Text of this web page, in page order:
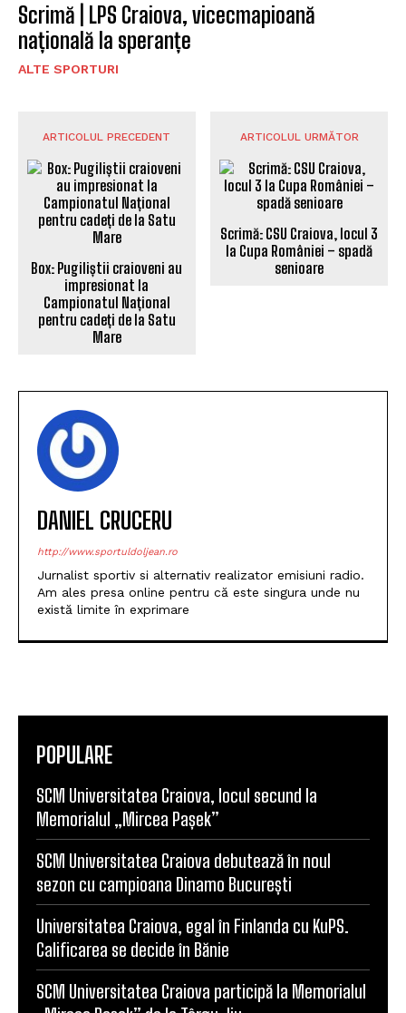
Scrimă | LPS Craiova, vicecmapioană
națională la speranțe
ALTE SPORTURI
ARTICOLUL PRECEDENT
Box: Pugiliștii craioveni au
impresionat la
Campionatul Național
pentru cadeți de la Satu
Mare
ARTICOLUL URMĂTOR
Scrimă: CSU Craiova, locul 3
la Cupa României – spadă
senioare
DANIEL CRUCERU
http://www.sportuldoljean.ro
Jurnalist sportiv si alternativ realizator emisiuni radio.
Am ales presa online pentru că este singura unde nu
există limite în exprimare
POPULARE
SCM Universitatea Craiova, locul secund la
Memorialul „Mircea Pașek”
SCM Universitatea Craiova debutează în noul
sezon cu campioana Dinamo București
Universitatea Craiova, egal în Finlanda cu KuPS.
Calificarea se decide în Bănie
SCM Universitatea Craiova participă la Memorialul